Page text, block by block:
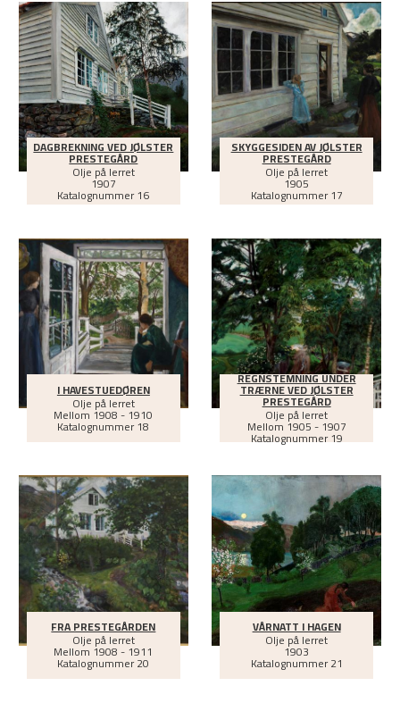
DAGBREKNING VED JØLSTER
PRESTEGÅRD
Olje på lerret
1907
Katalognummer 16
SKYGGESIDEN AV JØLSTER
PRESTEGÅRD
Olje på lerret
1905
Katalognummer 17
I HAVESTUEDØREN
Olje på lerret
Mellom 1908 - 1910
Katalognummer 18
REGNSTEMNING UNDER
TRÆRNE VED JØLSTER
PRESTEGÅRD
Olje på lerret
Mellom 1905 - 1907
Katalognummer 19
FRA PRESTEGÅRDEN
Olje på lerret
Mellom 1908 - 1911
Katalognummer 20
VÅRNATT I HAGEN
Olje på lerret
1903
Katalognummer 21